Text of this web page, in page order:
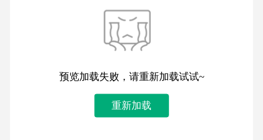
预览加载失败，请重新加载试试~
重新加载